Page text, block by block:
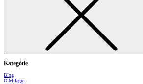
Kategórie
Blog
O Milagro